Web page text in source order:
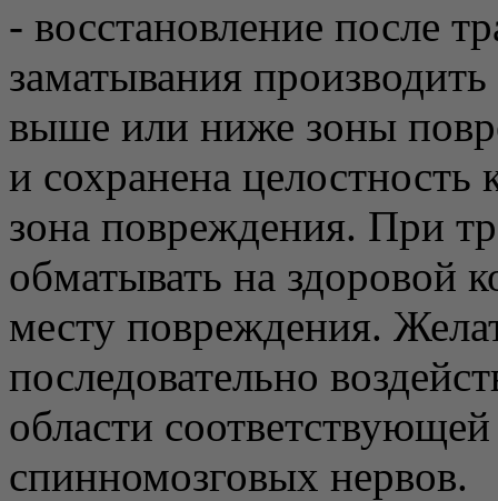
- восстановление после
заматывания
выше или ниже зоны
и сохранена целостность
зона повреждения. При
обматывать на здоровой
месту повреждения.
последовательно
области
спинномозговых нервов.